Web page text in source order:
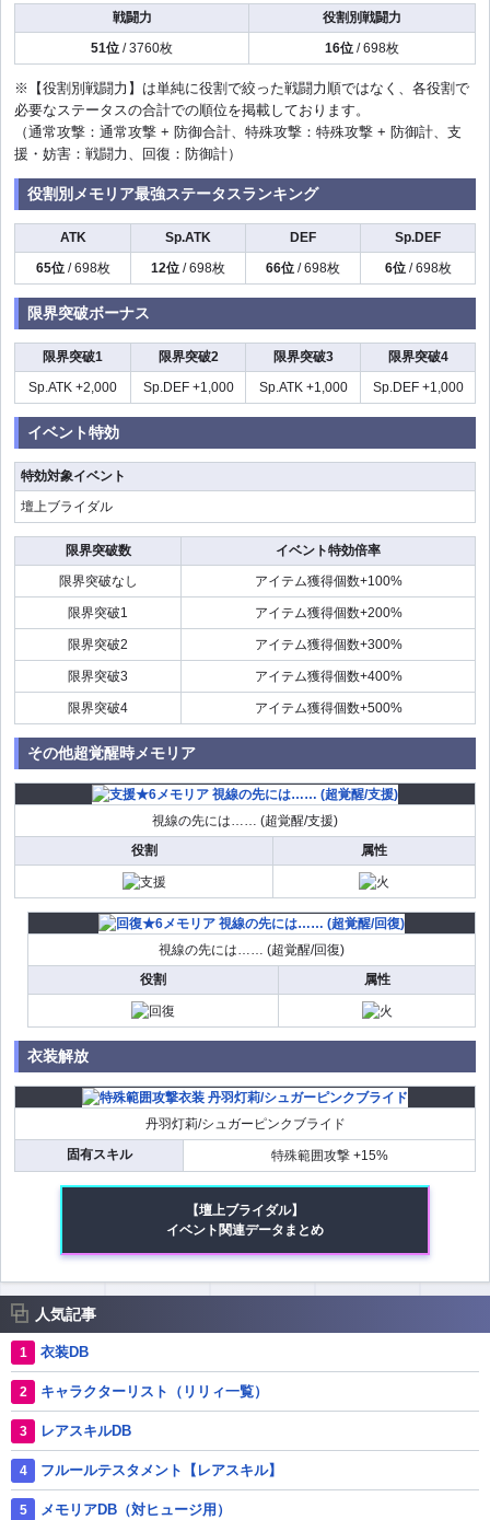
戦闘力
役割別戦闘力
51位 / 3760枚 16位 / 698枚
※【役割別戦闘力】は単純に役割で絞った戦闘力順ではなく、各役割で
必要なステータスの合計での順位を掲載しております。
（通常攻撃：通常攻撃 + 防御合計、特殊攻撃：特殊攻撃 + 防御計、支
援・妨害：戦闘力、回復：防御計）
役割別メモリア最強ステータスランキング
ATK Sp.ATK DEF
Sp.DEF
65位/ 698枚 12位 / 698枚 66位 / 698枚 6位/ 698枚
限界突破ボーナス
限界突破1 限界突破2 限界突破3
限界突破4
Sp.ATK +2,000
Sp.DEF +1,000 Sp.ATK +1,000 Sp.DEF +1,000
イベント特効
特効対象イベント
壇上ブライダル
限界突破数
イベント特効倍率
限界突破なし
アイテム獲得個数+100%
限界突破1 アイテム獲得個数+200%
限界突破2 アイテム獲得個数+300%
限界突破3 アイテム獲得個数+400%
限界突破4 アイテム獲得個数+500%
その他超覚醒時メモリア
視線の先には…… (超覚醒/支援)
役割
属性
視線の先には…… (超覚醒/回復)
役割
属性
衣装解放
丹羽灯莉/シュガーピンクブライド
固有スキル
特殊範囲攻撃 +15%
【壇上ブライダル】
イベント関連データまとめ
人気記事
衣装DB
キャラクターリスト（リリィ一覧）
レアスキルDB
フルールテスタメント【レアスキル】
メモリアDB（対ヒュージ用）